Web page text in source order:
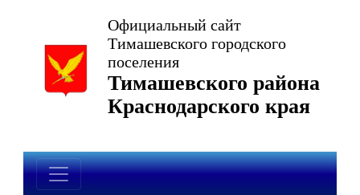
Официальный сайт
Тимашевского городского
поселения
Тимашевского района
Краснодарского края